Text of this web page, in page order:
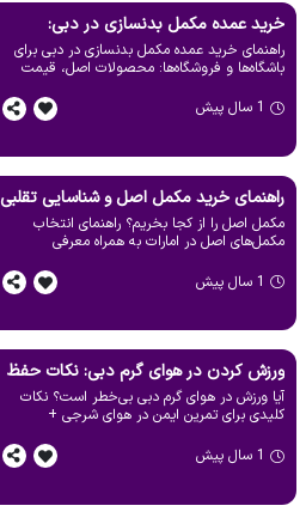
خرید عمده مکمل بدنسازی در دبی:
راهنمای کامل برای باشگاه‌ها و فروشگاه‌ها
راهنمای خرید عمده مکمل بدنسازی در دبی برای
باشگاه‌ها و فروشگاه‌ها: محصولات اصل، قیمت
بازرگانی تخصصی مکمل ورزشی
1 سال پیش
راهنمای خرید مکمل اصل و شناسایی تقلبی
در دبی + معرفی منابع معتبر خرید
مکمل اصل را از کجا بخریم؟ راهنمای انتخاب
مکمل‌های اصل در امارات به همراه معرفی
بودن محصول.
1 سال پیش
ورزش کردن در هوای گرم دبی: نکات حفظ
سلامت + معرفی مکمل‌های ضروری
آیا ورزش در هوای گرم دبی بی‌خطر است؟ نکات
کلیدی برای تمرین ایمن در هوای شرجی +
1 سال پیش